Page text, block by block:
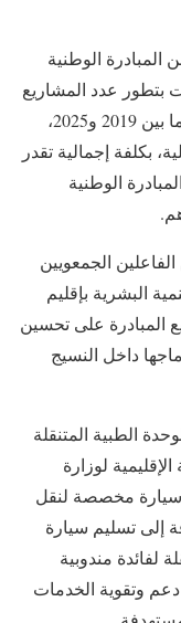
المبادرة الوطنية
بتطور عدد المشاريع
المنجزة أو المبرمجة خلال الفترة الممتدة ما بين 2019 و2025،
مشروع وعملية، بكلفة إجمالية تقدر
المبادرة الوطنية
الجمعويين
البشرية بإقليم
المبادرة على تحسين
داخل النسيج
الطبية المتنقلة
لوزارة
سيارة مخصصة لنقل
إلى تسليم سيارة
لفائدة مندوبية
وتقوية الخدمات